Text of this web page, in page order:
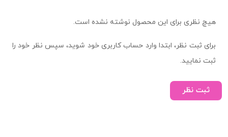
هیچ نظری برای این محصول نوشته نشده است.
برای ثبت نظر، ابتدا وارد حساب کاربری خود شوید، سپس نظر خود را
ثبت نمایید.
ثبت نظر